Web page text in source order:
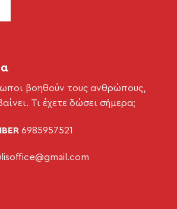
βοηθούν τους ανθρώπους,
Τι έχετε δώσει σήμερα;
6985957521